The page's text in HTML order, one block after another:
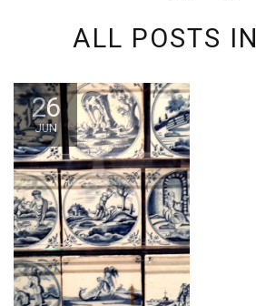
ALL POSTS IN
26
JUN